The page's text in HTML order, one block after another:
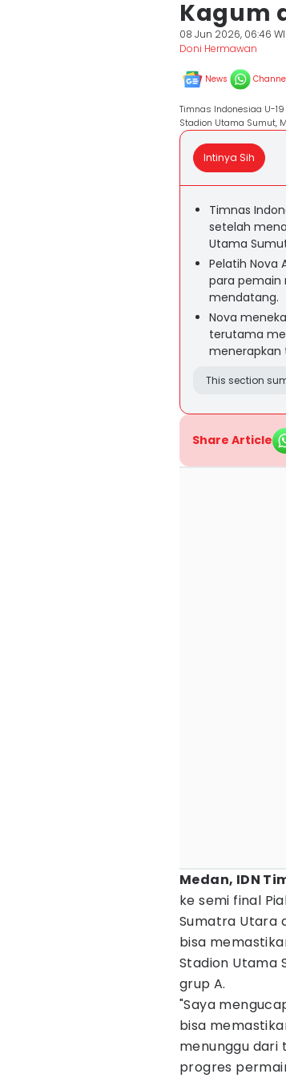
Kagum
08 Jun 2026, 06:46
Doni Hermawan
News
Timnas Indonesiaa U-
Stadion Utama Sumut,
Intinya Sih
Timnas
setelah
Utama
Pelatih Nova
para pemain
mendatang.
Nova
terutama
menerapkan
This section
Share Article
Medan, IDN
ke semi final
Sumatra Utara
bisa
Stadion Utama
grup A.
"Saya
bisa
menunggu dari
progres